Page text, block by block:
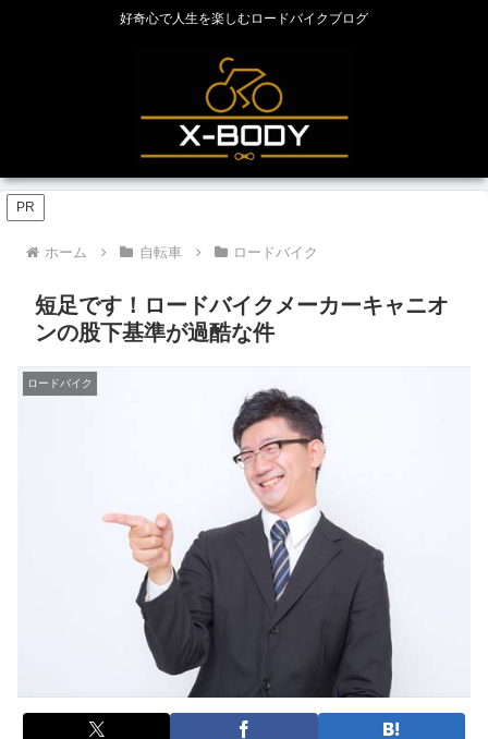
好奇心で人生を楽しむロードバイクブログ
PR
ホーム 自転車 ロードバイク
短足です！ロードバイクメーカーキャニオ
ンの股下基準が過酷な件
ロードバイク